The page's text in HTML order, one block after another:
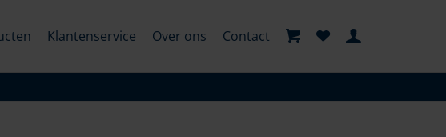
Klantenservice Over ons Contact